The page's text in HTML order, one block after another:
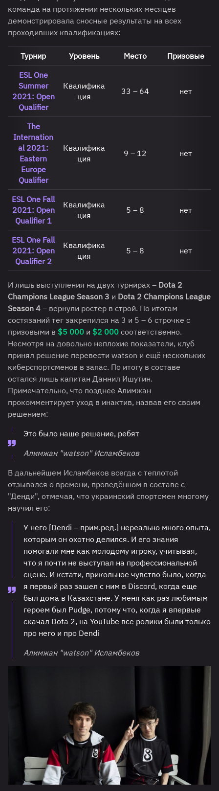
команда на протяжении нескольких месяцев
демонстрировала сносные результаты на всех
проходивших квалификациях:
Турнир Уровень Место
Призовые
ESL One
Summer
2021: Open
Qualifier
Квалифика
ция
33 – 64 нет
The
Internation
al 2021:
Eastern
Europe
Qualifier
Квалифика
ция
9 – 12 нет
ESL One Fall
2021: Open
Qualifier 1
Квалифика
ция
5 – 8 нет
ESL One Fall
2021: Open
Qualifier 2
Квалифика
ция
5 – 8 нет
И лишь выступления на двух турнирах – Dota 2
Champions League Season 3 и Dota 2 Champions League
Season 4 – вернули ростер в строй. По итогам
состязаний тег закрепился на 3 и 5 – 6 строчке с
призовыми в $5 000 и $2 000 соответственно.
Несмотря на довольно неплохие показатели, клуб
принял решение перевести watson и ещё нескольких
киберспортсменов в запас. По итогу в составе
остался лишь капитан Даннил Ишутин.
Примечательно, что позднее Алимжан
прокомментирует уход в инактив, назвав его своим
решением:
Это было наше решение, ребят
Алимжан "watson" Исламбеков
В дальнейшем Исламбеков всегда с теплотой
отзывался о времени, проведённом в составе с
"Денди", отмечая, что украинский спортсмен многому
научил его:
У него [Dendi – прим.ред.] нереально много опыта,
которым он охотно делился. И его знания
помогали мне как молодому игроку, учитывая,
что я почти не выступал на профессиональной
сцене. И кстати, прикольное чувство было, когда
я первый раз зашел с ним в Discord, когда еще
был дома в Казахстане. У меня как раз любимым
героем был Pudge, потому что, когда я впервые
скачал Dota 2, на YouTube все ролики были только
про него и про Dendi
Алимжан "watson" Исламбеков